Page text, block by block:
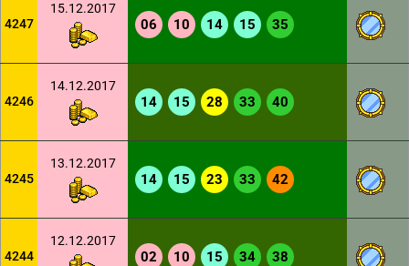
4247
15.12.2017
06 10 14 15 35
4246
14.12.2017
14 15 28 33 40
4245
13.12.2017
14 15 23 33 42
4244
12.12.2017
02 10 15 34 38